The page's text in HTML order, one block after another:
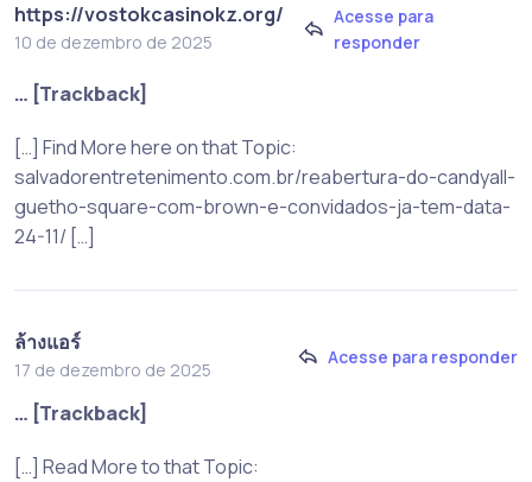
https://vostokcasinokz.org/
10 de dezembro de 2025
Acesse para
responder
… [Trackback]
[…] Find More here on that Topic:
salvadorentretenimento.com.br/reabertura-do-candyall-
guetho-square-com-brown-e-convidados-ja-tem-data-
24-11/ […]
ล้างแอร์
17 de dezembro de 2025
Acesse para responder
… [Trackback]
[…] Read More to that Topic: